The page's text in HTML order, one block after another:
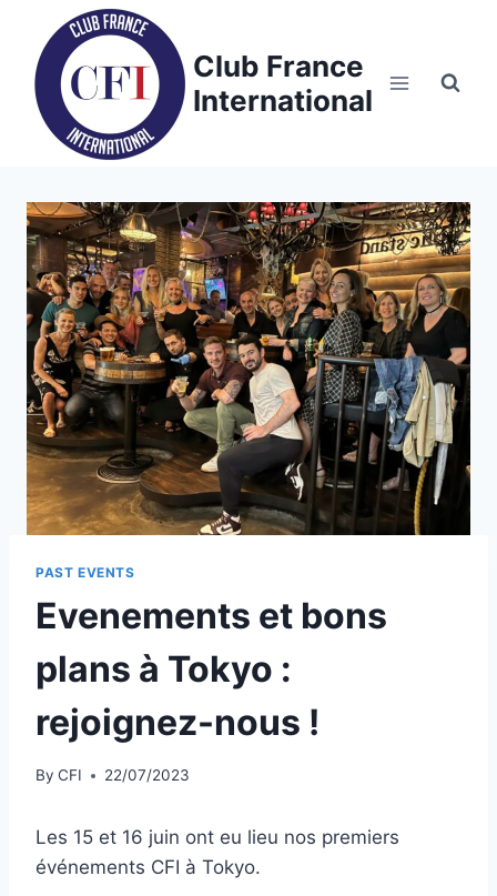
content
Club France
International
PAST EVENTS
Evenements et bons
plans à Tokyo :
rejoignez-nous !
By CFI 22/07/2023
Les 15 et 16 juin ont eu lieu nos premiers
événements CFI à Tokyo.